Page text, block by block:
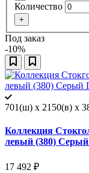
Количество
+
Под заказ
-10%
701(ш) x 2150(в) x
Коллекция
левый (380)
17 492 ₽